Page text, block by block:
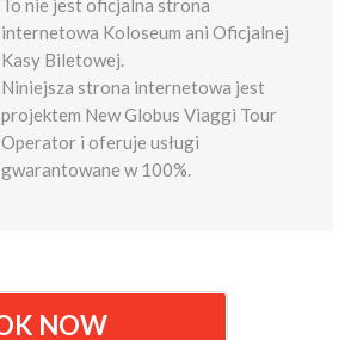
To nie jest oficjalna strona
internetowa Koloseum ani Oficjalnej
Kasy Biletowej.
Niniejsza strona internetowa jest
projektem New Globus Viaggi Tour
Operator i oferuje usługi
gwarantowane w 100%.